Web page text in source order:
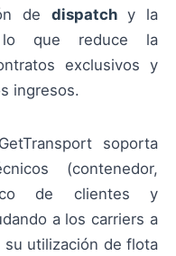
de dispatchy la
lo que reduce la
exclusivos y
ingresos.
soporta
(contenedor,
de clientes y
a los carriers a
utilización de flota